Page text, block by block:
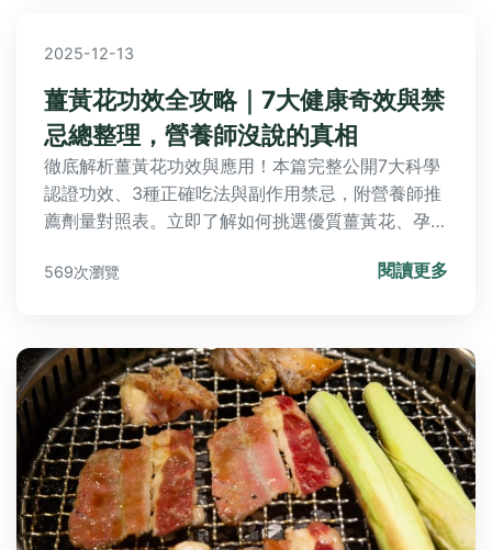
2025-12-13
薑黃花功效全攻略｜7大健康奇效與禁
忌總整理，營養師沒說的真相
徹底解析薑黃花功效與應用！本篇完整公開7大科學
認證功效、3種正確吃法與副作用禁忌，附營養師推
薦劑量對照表。立即了解如何挑選優質薑黃花、孕婦
巧。
569次瀏覽 閱讀更多